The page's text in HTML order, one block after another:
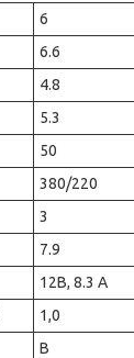
6
6.6
4.8
5.3
50
380/220
3
7.9
12В, 8.3 А
1,0
B